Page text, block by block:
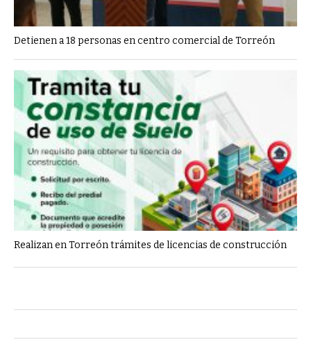
Detienen a 18 personas en centro comercial de Torreón
Realizan en Torreón trámites de licencias de construcción